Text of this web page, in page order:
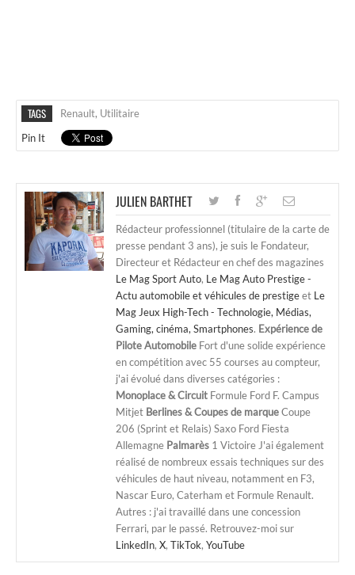
TAGS Renault, Utilitaire
Pin It
JULIEN BARTHET
Rédacteur professionnel (titulaire de la carte de
presse pendant 3 ans), je suis le Fondateur,
Directeur et Rédacteur en chef des magazines
Le Mag Sport Auto, Le Mag Auto Prestige -
Actu automobile et véhicules de prestigeet Le
Mag Jeux High-Tech - Technologie, Médias,
Gaming, cinéma, Smartphones. Expérience de
Pilote Automobile Fort d'une solide expérience
en compétition avec 55 courses au compteur,
j'ai évolué dans diverses catégories :
Monoplace & Circuit Formule Ford F. Campus
Mitjet Berlines & Coupes de marqueCoupe
206 (Sprint et Relais) Saxo Ford Fiesta
Allemagne Palmarès 1 Victoire J'ai également
réalisé de nombreux essais techniques sur des
véhicules de haut niveau, notamment en F3,
Nascar Euro, Caterham et Formule Renault.
Autres : j'ai travaillé dans une concession
Ferrari, par le passé. Retrouvez-moi sur
LinkedIn, X, TikTok, YouTube